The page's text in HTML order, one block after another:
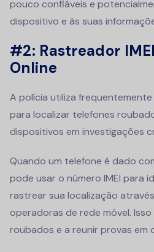
pouco confiáveis e
dispositivo e às suas
#2: Rastreador
Online
A polícia utiliza
para localizar telefones
dispositivos em investigações
Quando um telefone é dado
pode usar o número IMEI para
rastrear sua localização
operadoras de rede móvel.
roubados e a reunir provas em